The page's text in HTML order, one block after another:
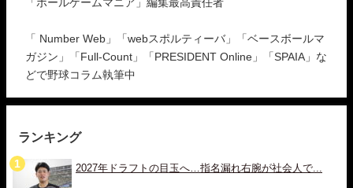
「 Number Web」「webスポルティーバ」「ベースボールマ
ガジン」「Full-Count」「PRESIDENT Online」「SPAIA」な
どで野球コラム執筆中
ランキング
2027年ドラフトの目玉へ…指名漏れ右腕が社会人で...